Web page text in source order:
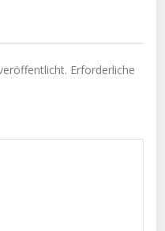
Erforderliche